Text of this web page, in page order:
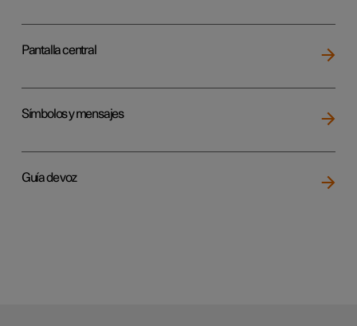
Pantalla central
Símbolos y mensajes
Guía de voz